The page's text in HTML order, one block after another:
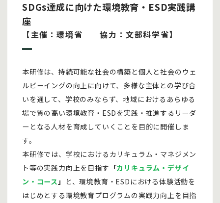
SDGs達成に向けた環境教育・ESD実践講
座
【主催：環境省 協力：文部科学省】
本研修は、持続可能な社会の構築と個人と社会のウェ
ルビーイングの向上に向けて、多様な主体との学び合
いを通して、学校のみならず、地域におけるあらゆる
場で質の高い環境教育・ESDを実践・推進するリーダ
ーとなる人材を育成していくことを目的に開催しま
す。
本研修では、学校におけるカリキュラム・マネジメン
ト等の実践力向上を目指す 「カリキュラム・デザイ
ン・コース」 と、環境教育・ESDにおける体験活動を
はじめとする環境教育プログラムの実践力向上を目指